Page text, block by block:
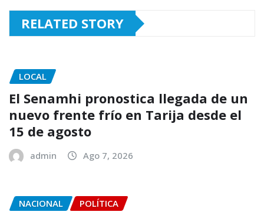
RELATED STORY
LOCAL
El Senamhi pronostica llegada de un
nuevo frente frío en Tarija desde el
15 de agosto
admin Ago 7, 2026
NACIONAL POLÍTICA